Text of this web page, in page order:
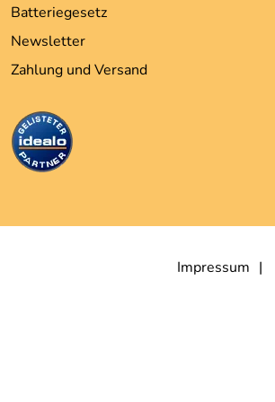
Batteriegesetz
Newsletter
Zahlung und Versand
Impressum